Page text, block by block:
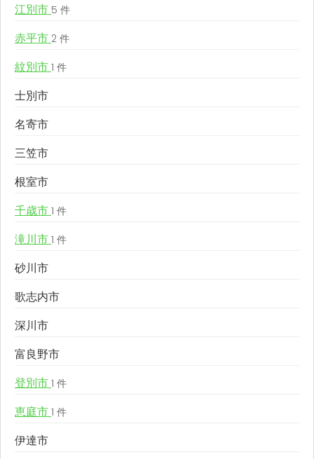
江別市 5 件
赤平市 2 件
紋別市 1 件
士別市
名寄市
三笠市
根室市
千歳市 1 件
滝川市 1 件
砂川市
歌志内市
深川市
富良野市
登別市 1 件
恵庭市 1 件
伊達市